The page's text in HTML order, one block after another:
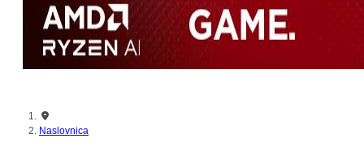
Naslovnica